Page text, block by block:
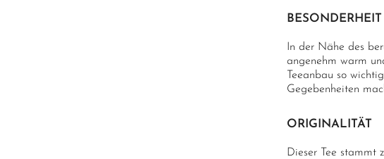
In der Nähe des
angenehm warm
Teeanbau so
Gegebenheiten
ORIGINALITÄT
Dieser Tee stammt